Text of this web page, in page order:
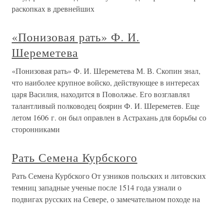
раскопках в древнейших
«Понизовая рать» Ф. И.
Шереметева
«Понизовая рать» Ф. И. Шереметева М. В. Скопин знал,
что наиболее крупное войско, действующее в интересах
царя Василия, находится в Поволжье. Его возглавлял
талантливый полководец боярин Ф. И. Шереметев. Еще
летом 1606 г. он был оправлен в Астрахань для борьбы со
сторонниками
Рать Семена Курбского
Рать Семена Курбского От узников польских и литовских
темниц западные ученые после 1514 года узнали о
подвигах русских на Севере, о замечательном походе на